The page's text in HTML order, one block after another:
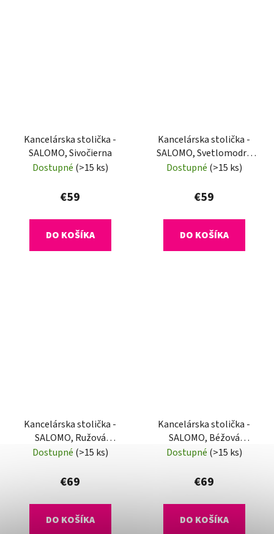
Kancelárska stolička -
SALOMO, Sivočierna
Dostupné (>15 ks)
€59
DO KOŠÍKA
Kancelárska stolička -
SALOMO, Svetlomodrá
sieťovina
Dostupné (>15 ks)
€59
DO KOŠÍKA
Kancelárska stolička -
SALOMO, Ružová
sieťovina
Dostupné (>15 ks)
€69
DO KOŠÍKA
Kancelárska stolička -
SALOMO, Béžová
sieťovina
Dostupné (>15 ks)
€69
DO KOŠÍKA